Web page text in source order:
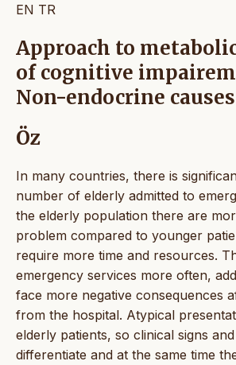
EN TR
Approach to
of cognitive
Non-endocrine causes
Öz
In many countries, there is
number of elderly admitted to
the elderly population there are
problem compared to younger
require more time and resources.
emergency services more often,
face more negative consequences
from the hospital. Atypical
elderly patients, so clinical signs
differentiate and at the same time